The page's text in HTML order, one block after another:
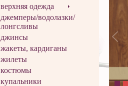
верхняя одежда
джемперы/водолазки/
лонгсливы
джинсы
жакеты, кардиганы
жилеты
костюмы
купальники